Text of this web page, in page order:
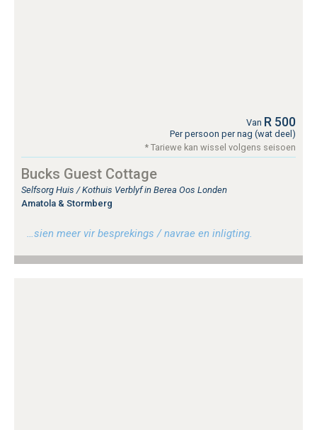
Van R 500
Per persoon per nag (wat deel)
* Tariewe kan wissel volgens seisoen
Bucks Guest Cottage
Selfsorg Huis / Kothuis Verblyf in Berea Oos Londen
Amatola & Stormberg
…sien meer vir besprekings / navrae en inligting.